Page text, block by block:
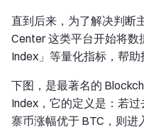
直到后来，为了解决判断
Center 这类平台开始将数
Index」等量化指标，帮助
下图，是最著名的
Index，它的定义是：若过
寨币涨幅优于 BTC，则进